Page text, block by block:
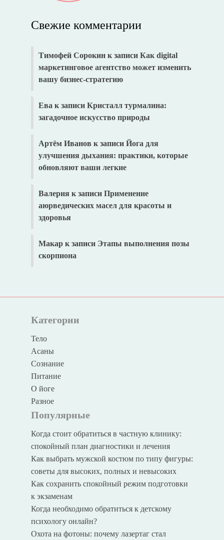
Свежие комментарии
Тимофей Сорокинк записи Как digital
маркетинговое агентство может изменить
вашу бизнес-стратегию
Евак записи Кристалл турмалина:
загадочное искусство природы
Артём Иванов к записи Йога для
улучшения дыхания: практики, которые
обновляют ваши легкие
Валерия к записи Применение
аюрведических масел для красоты и
здоровья
Макарк записи Этапы выполнения позы
скорпиона
Категории
Тело
Асаны
Сознание
Питание
О йоге
Разное
Популярные
Когда стоит обратиться в частную клинику:
спокойный план диагностики и лечения
Как выбрать мужской костюм по типу фигуры:
советы для высоких, полных и невысоких
Как сохранить спокойный режим подготовки
к экзаменам
Когда необходимо обратиться к детскому
психологу онлайн?
Охота на фотоны: почему лазертаг стал